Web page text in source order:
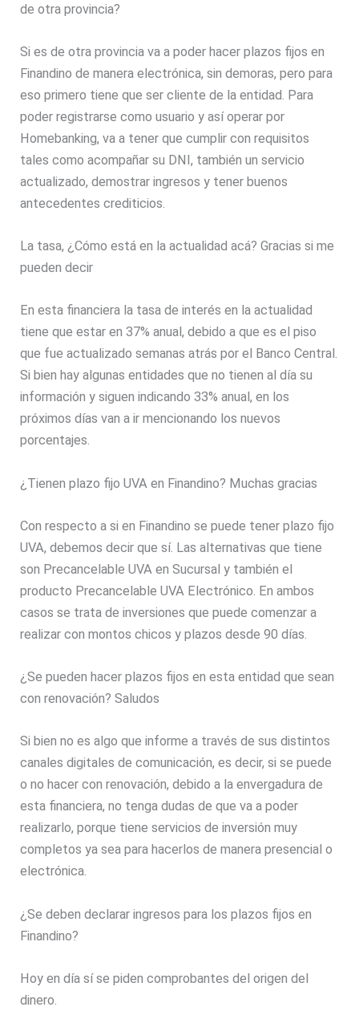
de otra provincia?
Si es de otra provincia va a poder hacer plazos fijos en
Finandino de manera electrónica, sin demoras, pero para
eso primero tiene que ser cliente de la entidad. Para
poder registrarse como usuario y así operar por
Homebanking, va a tener que cumplir con requisitos
tales como acompañar su DNI, también un servicio
actualizado, demostrar ingresos y tener buenos
antecedentes crediticios.
La tasa, ¿Cómo está en la actualidad acá? Gracias si me
pueden decir
En esta financiera la tasa de interés en la actualidad
tiene que estar en 37% anual, debido a que es el piso
que fue actualizado semanas atrás por el Banco Central.
Si bien hay algunas entidades que no tienen al día su
información y siguen indicando 33% anual, en los
próximos días van a ir mencionando los nuevos
porcentajes.
¿Tienen plazo fijo UVA en Finandino? Muchas gracias
Con respecto a si en Finandino se puede tener plazo fijo
UVA, debemos decir que sí. Las alternativas que tiene
son Precancelable UVA en Sucursal y también el
producto Precancelable UVA Electrónico. En ambos
casos se trata de inversiones que puede comenzar a
realizar con montos chicos y plazos desde 90 días.
¿Se pueden hacer plazos fijos en esta entidad que sean
con renovación? Saludos
Si bien no es algo que informe a través de sus distintos
canales digitales de comunicación, es decir, si se puede
o no hacer con renovación, debido a la envergadura de
esta financiera, no tenga dudas de que va a poder
realizarlo, porque tiene servicios de inversión muy
completos ya sea para hacerlos de manera presencial o
electrónica.
¿Se deben declarar ingresos para los plazos fijos en
Finandino?
Hoy en día sí se piden comprobantes del origen del
dinero.